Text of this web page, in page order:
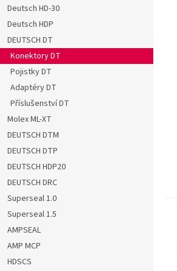
Deutsch HD-30
Deutsch HDP
DEUTSCH DT
Konektory DT
Pojistky DT
Adaptéry DT
Příslušenství DT
Molex ML-XT
DEUTSCH DTM
DEUTSCH DTP
DEUTSCH HDP20
DEUTSCH DRC
Superseal 1.0
Superseal 1.5
AMPSEAL
AMP MCP
HDSCS